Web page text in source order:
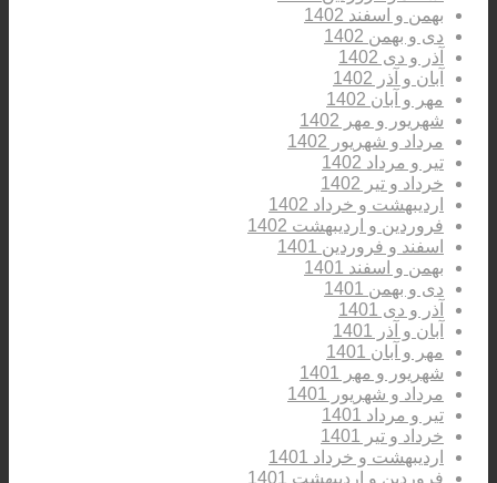
بهمن و اسفند 1402
دی و بهمن 1402
آذر و دی 1402
آبان و آذر 1402
مهر و آبان 1402
شهریور و مهر 1402
مرداد و شهریور 1402
تیر و مرداد 1402
خرداد و تیر 1402
اردیبهشت و خرداد 1402
فروردین و اردیبهشت 1402
اسفند و فروردین 1401
بهمن و اسفند 1401
دی و بهمن 1401
آذر و دی 1401
آبان و آذر 1401
مهر و آبان 1401
شهریور و مهر 1401
مرداد و شهریور 1401
تیر و مرداد 1401
خرداد و تیر 1401
اردیبهشت و خرداد 1401
فروردین و اردیبهشت 1401